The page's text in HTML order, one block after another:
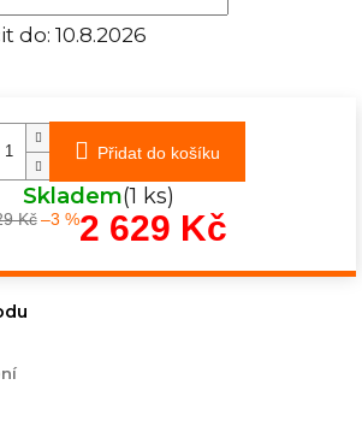
do: 10.8.2026
Přidat do košíku
Skladem(1 ks)
Kč –3 %2 629 Kč